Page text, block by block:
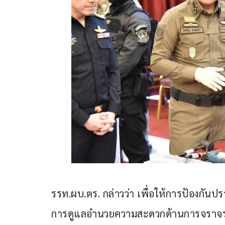
รรท.ผบ.ตร. กล่าวว่า เพื่อให้การป้องกัน
การดูแลอำนวยความสะดวกด้านการจรา